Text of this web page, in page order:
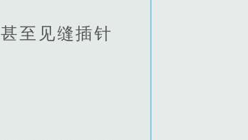
至见缝插针